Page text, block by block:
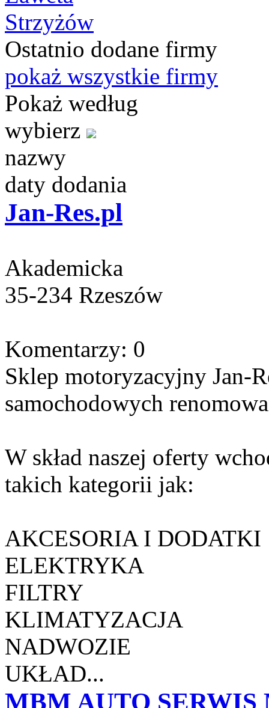
Ostatnio dodane firmy
pokaż wszystkie firmy
Pokaż według
wybierz
nazwy
daty dodania
Jan-Res.pl
Akademicka
35-234 Rzeszów
Komentarzy: 0
Sklep motoryzacyjny Jan-
samochodowych
W skład naszej oferty
takich kategorii jak:
AKCESORIA I DODATKI
ELEKTRYKA
FILTRY
KLIMATYZACJA
NADWOZIE
UKŁAD...
MBM AUTO